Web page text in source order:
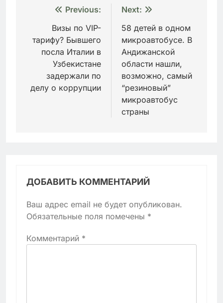
Навигация
записям
Previous:
Визы по VIP-
тарифу? Бывшего
посла Италии в
Узбекистане
задержали по
делу о коррупции
Next:
58 детей в одном
микроавтобусе. В
Андижанской
области нашли,
возможно, самый
“резиновый”
микроавтобус
страны
ДОБАВИТЬ КОММЕНТАРИЙ
Ваш адрес email не будет опубликован.
Обязательные поля помечены *
Комментарий *